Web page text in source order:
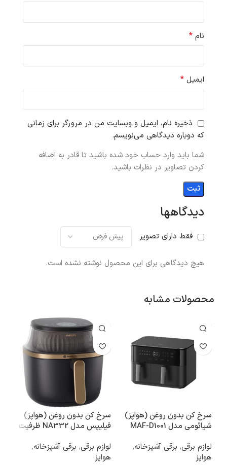
دیدگاهها
فقط دارای تصویر
هیچ دیدگاهی برای این محصول نوشته نشده است.
نام *
ایمیل *
ذخیره نام، ایمیل و وبسایت من در مرورگر برای زمانی
که دوباره دیدگاهی می‌نویسم.
شما باید وارد حساب خود شده باشید تا قادر به اضافه
کردن تصاویر در نظرات باشید.
محصولات مشابه
سرخ کن بدون روغن (هواپز)
شیائومی مدل MAF-D1001
لوازم برقی, برقی آشپزخانه,
هواپز
سرخ کن بدون روغن (هواپز)
فیلیپس مدل NA332 ظرفیت
لوازم برقی, برقی آشپزخانه,
هواپز